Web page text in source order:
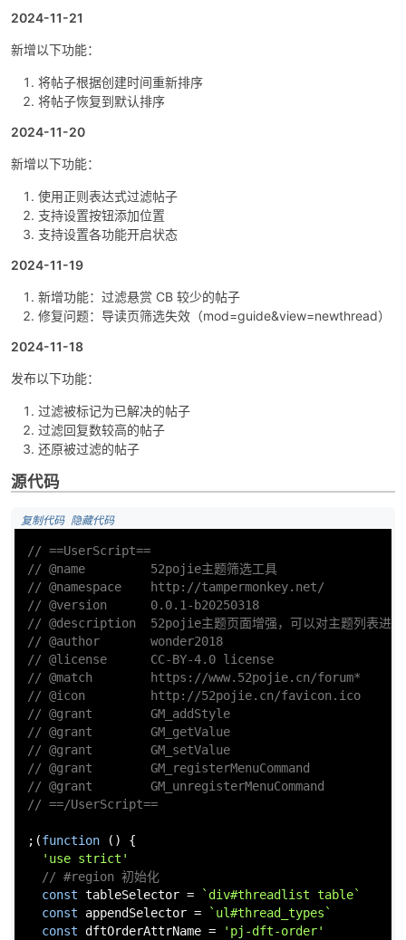
cn
2024-11-21
新增以下功能：
将帖子根据创建时间重新排序
将帖子恢复到默认排序
2024-11-20
新增以下功能：
使用正则表达式过滤帖子
支持设置按钮添加位置
支持设置各功能开启状态
2024-11-19
新增功能：过滤悬赏 CB 较少的帖子
修复问题：导读页筛选失效（mod=guide&view=newthread）
2024-11-18
发布以下功能：
过滤被标记为已解决的帖子
过滤回复数较高的帖子
还原被过滤的帖子
源代码
复制代码 隐藏代码
// ==UserScript==
// @name         52pojie主题筛选工具
// @namespace    http://tampermonkey.net/
// @version      0.0.1-b20250318
// @description  52pojie主题页面增强，可以对主题列表进行
// @author       wonder2018
// @license      CC-BY-4.0 license
// @match        https://www.52pojie.cn/forum*
// @icon         http://52pojie.cn/favicon.ico
// @grant        GM_addStyle
// @grant        GM_getValue
// @grant        GM_setValue
// @grant        GM_registerMenuCommand
// @grant        GM_unregisterMenuCommand
// ==/UserScript==
;(function ( ) {
'use strict'
// #region 初始化
const tableSelector =
`div#threadlist table`
const appendSelector =
`ul#thread_types`
const dftOrderAttrName =
'pj-dft-order'